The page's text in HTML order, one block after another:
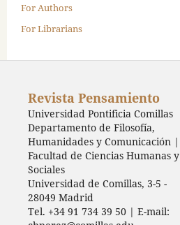
For Authors
For Librarians
Revista Pensamiento
Universidad Pontificia Comillas
Departamento de Filosofía,
Humanidades y Comunicación |
Facultad de Ciencias Humanas y
Sociales
Universidad de Comillas, 3-5 -
28049 Madrid
Tel. +34 91 734 39 50 | E-mail: